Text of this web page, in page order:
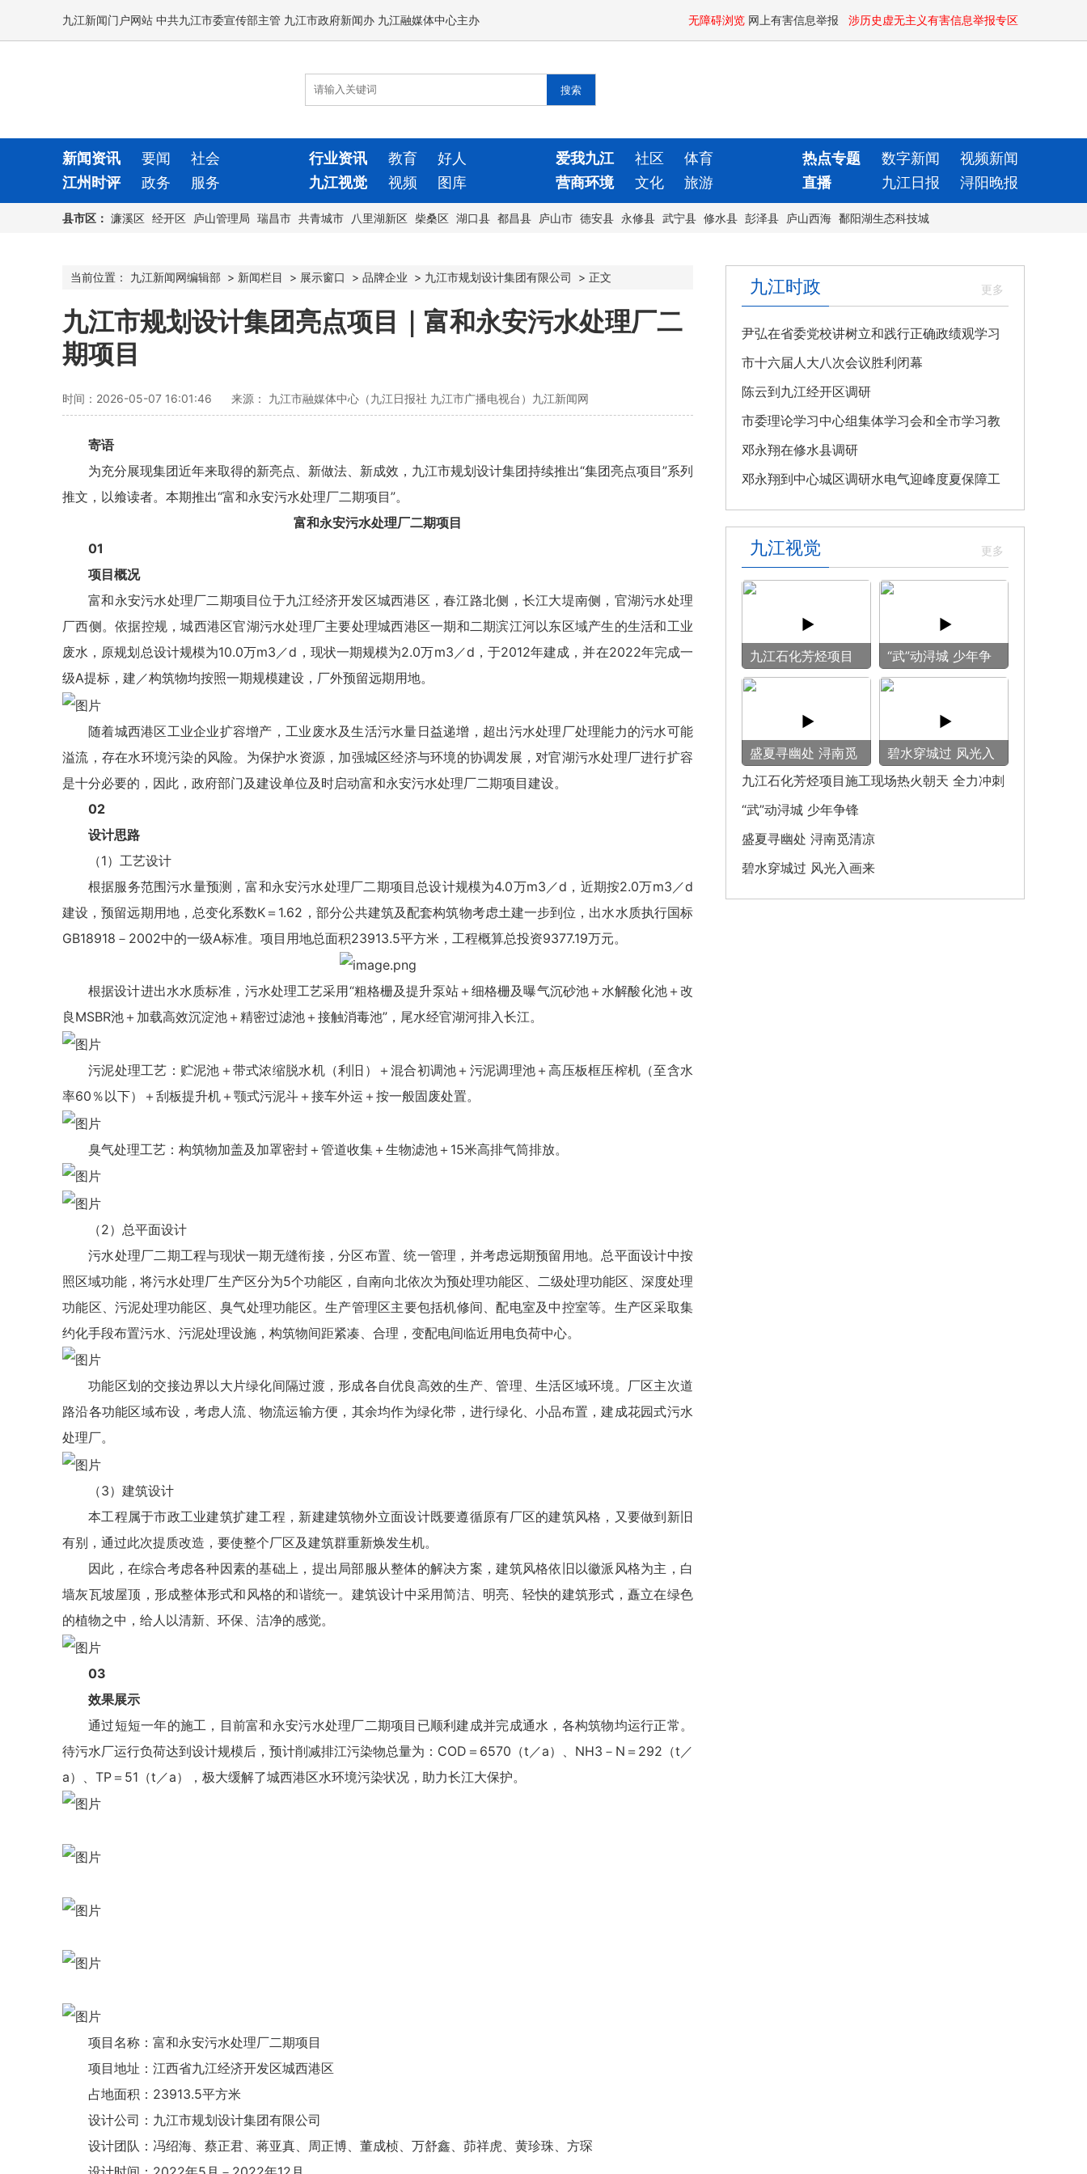
九江新闻门户网站 中共九江市委宣传部主管 九江市政府新闻办 九江融媒体中心主办 无障碍浏览 网上有害信息举报 涉历史虚无主义有害信息举报专区
新闻资讯 要闻 社会 行业资讯 教育 好人 爱我九江 社区 体育 热点专题 数字新闻
视频新闻
江州时评
政务 服务 九江视觉 视频 图库 营商环境 文化 旅游 直播 九江日报 浔阳晚报
县市区： 濂溪区 经开区 庐山管理局 瑞昌市 共青城市 八里湖新区 柴桑区 湖口县 都昌县 庐山市 德安县 永修县 武宁县 修水县 彭泽县 庐山西海 鄱阳湖生态科技城
当前位置： 九江新闻网编辑部 > 新闻栏目 > 展示窗口 > 品牌企业 > 九江市规划设计集团有限公司 > 正文
九江市规划设计集团亮点项目｜富和永安污水处理厂二
期项目
时间：2026-05-07 16:01:46 来源： 九江市融媒体中心（九江日报社 九江市广播电视台）九江新闻网
寄语
为充分展现集团近年来取得的新亮点、新做法、新成效，九江市规划设计集团持续推出“集团亮点项目”系列
推文，以飨读者。本期推出“富和永安污水处理厂二期项目”。
富和永安污水处理厂二期项目
01
项目概况
富和永安污水处理厂二期项目位于九江经济开发区城西港区，春江路北侧，长江大堤南侧，官湖污水处理
厂西侧。依据控规，城西港区官湖污水处理厂主要处理城西港区一期和二期滨江河以东区域产生的生活和工业
废水，原规划总设计规模为10.0万m3／d，现状一期规模为2.0万m3／d，于2012年建成，并在2022年完成一
级A提标，建／构筑物均按照一期规模建设，厂外预留远期用地。
随着城西港区工业企业扩容增产，工业废水及生活污水量日益递增，超出污水处理厂处理能力的污水可能
溢流，存在水环境污染的风险。为保护水资源，加强城区经济与环境的协调发展，对官湖污水处理厂进行扩容
是十分必要的，因此，政府部门及建设单位及时启动富和永安污水处理厂二期项目建设。
02
设计思路
（1）工艺设计
根据服务范围污水量预测，富和永安污水处理厂二期项目总设计规模为4.0万m3／d，近期按2.0万m3／d
建设，预留远期用地，总变化系数K＝1.62，部分公共建筑及配套构筑物考虑土建一步到位，出水水质执行国标
GB18918－2002中的一级A标准。项目用地总面积23913.5平方米，工程概算总投资9377.19万元。
根据设计进出水水质标准，污水处理工艺采用“粗格栅及提升泵站＋细格栅及曝气沉砂池＋水解酸化池＋改
良MSBR池＋加载高效沉淀池＋精密过滤池＋接触消毒池”，尾水经官湖河排入长江。
污泥处理工艺：贮泥池＋带式浓缩脱水机（利旧）＋混合初调池＋污泥调理池＋高压板框压榨机（至含水
率60％以下）＋刮板提升机＋颚式污泥斗＋接车外运＋按一般固废处置。
臭气处理工艺：构筑物加盖及加罩密封＋管道收集＋生物滤池＋15米高排气筒排放。
（2）总平面设计
污水处理厂二期工程与现状一期无缝衔接，分区布置、统一管理，并考虑远期预留用地。总平面设计中按
照区域功能，将污水处理厂生产区分为5个功能区，自南向北依次为预处理功能区、二级处理功能区、深度处理
功能区、污泥处理功能区、臭气处理功能区。生产管理区主要包括机修间、配电室及中控室等。生产区采取集
约化手段布置污水、污泥处理设施，构筑物间距紧凑、合理，变配电间临近用电负荷中心。
功能区划的交接边界以大片绿化间隔过渡，形成各自优良高效的生产、管理、生活区域环境。厂区主次道
路沿各功能区域布设，考虑人流、物流运输方便，其余均作为绿化带，进行绿化、小品布置，建成花园式污水
处理厂。
（3）建筑设计
本工程属于市政工业建筑扩建工程，新建建筑物外立面设计既要遵循原有厂区的建筑风格，又要做到新旧
有别，通过此次提质改造，要使整个厂区及建筑群重新焕发生机。
因此，在综合考虑各种因素的基础上，提出局部服从整体的解决方案，建筑风格依旧以徽派风格为主，白
墙灰瓦坡屋顶，形成整体形式和风格的和谐统一。建筑设计中采用简洁、明亮、轻快的建筑形式，矗立在绿色
的植物之中，给人以清新、环保、洁净的感觉。
03
效果展示
通过短短一年的施工，目前富和永安污水处理厂二期项目已顺利建成并完成通水，各构筑物均运行正常。
待污水厂运行负荷达到设计规模后，预计削减排江污染物总量为：COD＝6570（t／a）、NH3－N＝292（t／
a）、TP＝51（t／a），极大缓解了城西港区水环境污染状况，助力长江大保护。
项目名称：富和永安污水处理厂二期项目
项目地址：江西省九江经济开发区城西港区
占地面积：23913.5平方米
设计公司：九江市规划设计集团有限公司
设计团队：冯绍海、蔡正君、蒋亚真、周正博、董成桢、万舒鑫、茆祥虎、黄珍珠、方琛
九江时政
尹弘在省委党校讲树立和践行正确政绩观学习
教育专题党课
市十六届人大八次会议胜利闭幕
陈云到九江经开区调研
市委理论学习中心组集体学习会和全市学习教
育整改整治工作汇报会召开
邓永翔在修水县调研
邓永翔到中心城区调研水电气迎峰度夏保障工
作
九江视觉
九江石化芳烃项目
施工现场热火朝天
“武”动浔城 少年争
锋
盛夏寻幽处 浔南觅
清凉
碧水穿城过 风光入
画来
九江石化芳烃项目施工现场热火朝天 全力冲刺
建设节点
“武”动浔城 少年争锋
盛夏寻幽处 浔南觅清凉
碧水穿城过 风光入画来